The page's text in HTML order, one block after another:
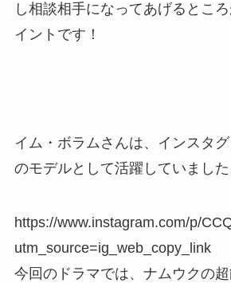
し相談相手になってあげるとこ
イントです！
イム・ボラムさんは、インスタ
のモデルとして活躍していました
https://www.instagram.com/p/
utm_source=ig_web_copy_link
今回のドラマでは、ナムウクの